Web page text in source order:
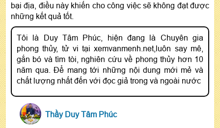
bại địa, điều này khiến cho công việc sẽ không đạt được
những kết quả tốt.
Tôi là Duy Tâm Phúc, hiện đang là Chuyên gia
phong thủy, tử vi tại xemvanmenh.net,luôn say mê,
gắn bó và tìm tòi, nghiên cứu về phong thủy hơn 10
năm qua. Để mang tới những nội dung mới mẻ và
chất lượng nhất đến với đọc giả trong và ngoài nước
Thầy Duy Tâm Phúc